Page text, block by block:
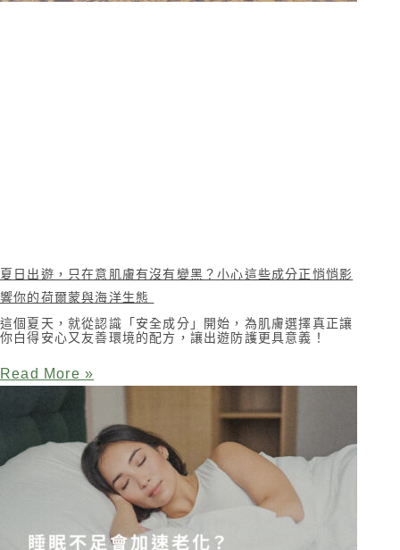
夏日出遊，只在意肌膚有沒有變黑？小心這些成分正悄悄影
響你的荷爾蒙與海洋生態
這個夏天，就從認識「安全成分」開始，為肌膚選擇真正讓
你白得安心又友善環境的配方，讓出遊防護更具意義！
Read More »